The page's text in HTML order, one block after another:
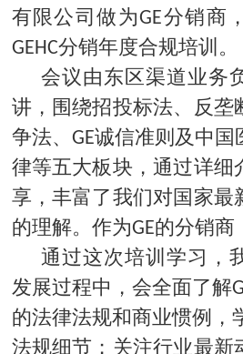
有限公司做为GE分销商
GEHC分销年度合规培训。
会议由东区渠道业务
讲，围绕招投标法、反垄
争法、GE诚信准则及中
律等五大板块，通过详细
享，丰富了我们对国家最
的理解。作为GE的分销商
通过这次培训学习，
发展过程中，会全面了解
的法律法规和商业惯例，
法规细节；关注行业最新